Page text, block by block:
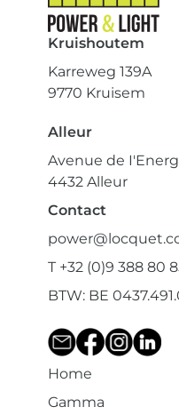
Kruishoutem
Karreweg 139A
9770 Kruisem
Alleur
Avenue de
4432 Alleur
Contact
T +32 (0)9 388 80
BTW: BE
Home
Gamma